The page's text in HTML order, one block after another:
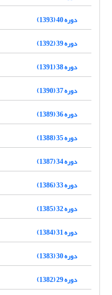
دوره 40 (1393)
دوره 39 (1392)
دوره 38 (1391)
دوره 37 (1390)
دوره 36 (1389)
دوره 35 (1388)
دوره 34 (1387)
دوره 33 (1386)
دوره 32 (1385)
دوره 31 (1384)
دوره 30 (1383)
دوره 29 (1382)